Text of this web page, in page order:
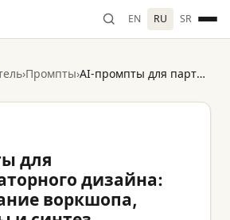
EN RU SR
›Промпты› AI-промпты для партиципаторного дизайна: планирование воркшопа, материалы и синтез
для
дизайна:
воркшопа,